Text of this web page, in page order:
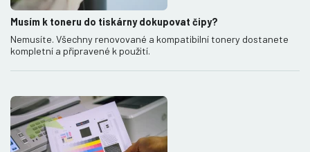
Musím k toneru do tiskárny dokupovat čipy?
Nemusíte. Všechny renovované a kompatibilní tonery dostanete
kompletní a připravené k použití.